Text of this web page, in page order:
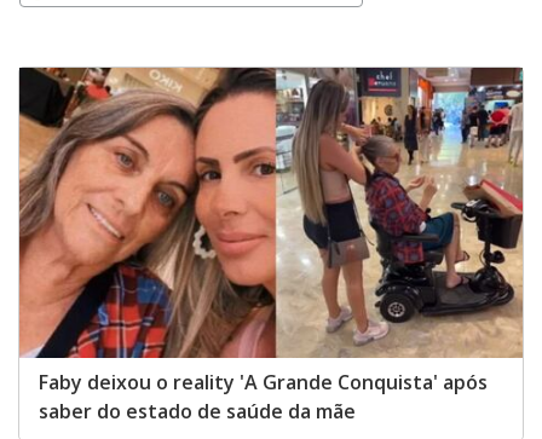
Faby deixou o reality 'A Grande Conquista' após
saber do estado de saúde da mãe